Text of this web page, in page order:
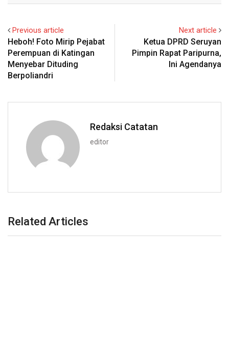
Previous article
Heboh! Foto Mirip Pejabat
Perempuan di Katingan
Menyebar Dituding
Berpoliandri
Next article
Ketua DPRD Seruyan
Pimpin Rapat Paripurna,
Ini Agendanya
Redaksi Catatan
editor
Related Articles